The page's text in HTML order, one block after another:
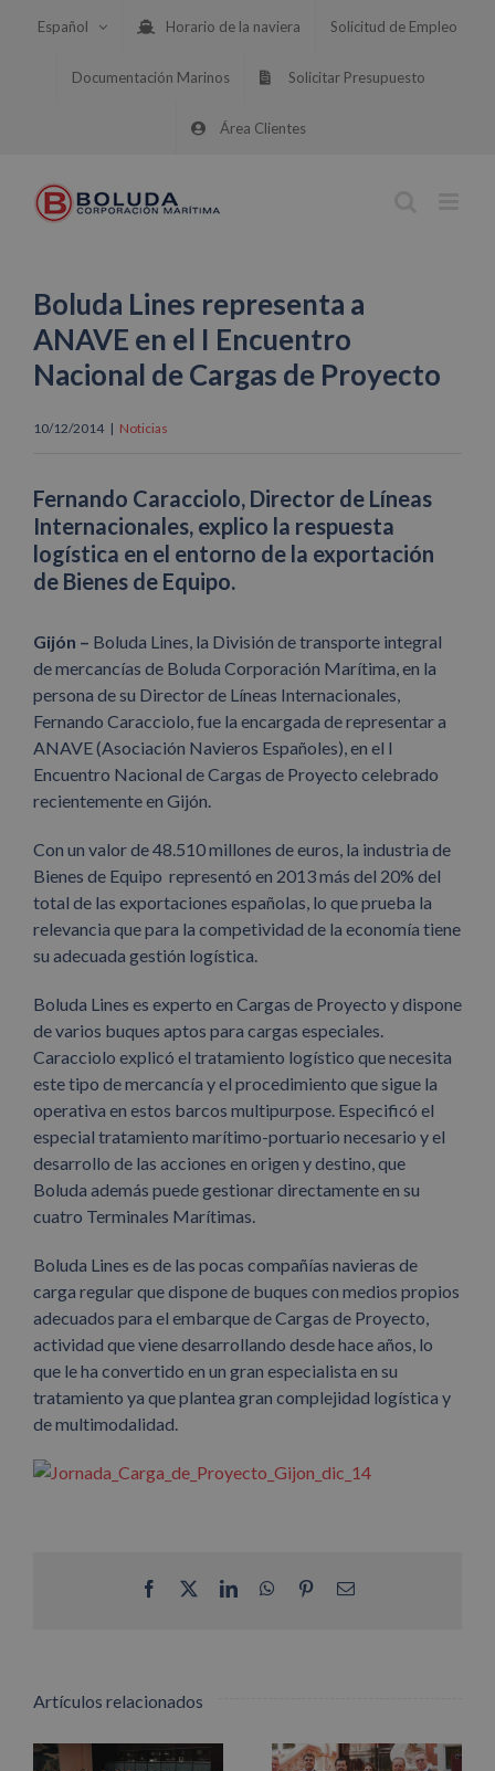
Español Horario de la naviera Solicitud de Empleo
Documentación Marinos Solicitar Presupuesto
Área Clientes
Boluda Lines representa a
ANAVE en el I Encuentro
Nacional de Cargas de Proyecto
10/12/2014 | Noticias
Fernando Caracciolo, Director de Líneas
Internacionales, explico la respuesta
logística en el entorno de la exportación
de Bienes de Equipo.
Gijón – Boluda Lines, la División de transporte integral
de mercancías de Boluda Corporación Marítima, en la
persona de su Director de Líneas Internacionales,
Fernando Caracciolo, fue la encargada de representar a
ANAVE (Asociación Navieros Españoles), en el I
Encuentro Nacional de Cargas de Proyecto celebrado
recientemente en Gijón.
Con un valor de 48.510 millones de euros, la industria de
Bienes de Equipo representó en 2013 más del 20% del
total de las exportaciones españolas, lo que prueba la
relevancia que para la competividad de la economía tiene
su adecuada gestión logística.
Boluda Lines es experto en Cargas de Proyecto y dispone
de varios buques aptos para cargas especiales.
Caracciolo explicó el tratamiento logístico que necesita
este tipo de mercancía y el procedimiento que sigue la
operativa en estos barcos multipurpose. Especificó el
especial tratamiento marítimo-portuario necesario y el
desarrollo de las acciones en origen y destino, que
Boluda además puede gestionar directamente en su
cuatro Terminales Marítimas.
Boluda Lines es de las pocas compañías navieras de
carga regular que dispone de buques con medios propios
adecuados para el embarque de Cargas de Proyecto,
actividad que viene desarrollando desde hace años, lo
que le ha convertido en un gran especialista en su
tratamiento ya que plantea gran complejidad logística y
de multimodalidad.
Facebook LinkedInWhatsApp
PinterestCorreo
Artículos relacionados